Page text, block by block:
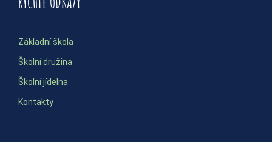
Základní škola
Školní družina
Školní jídelna
Kontakty